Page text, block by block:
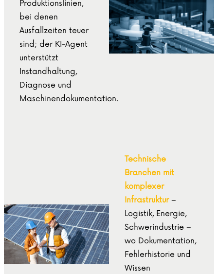
Produktionslinien,
bei denen
Ausfallzeiten teuer
sind; der KI-Agent
unterstützt
Instandhaltung,
Diagnose und
Maschinendokumentation.
Technische
Branchen mit
komplexer
Infrastruktur–
Logistik, Energie,
Schwerindustrie –
wo Dokumentation,
Fehlerhistorie und
Wissen